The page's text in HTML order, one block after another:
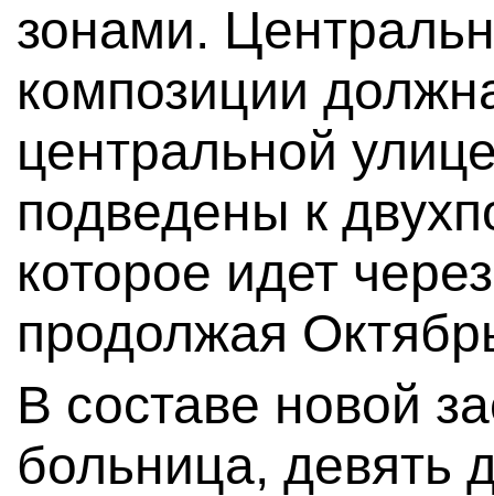
зонами.
композиции
центральной
подведены к
которое идет
продолжая
В составе новой
больница, девять